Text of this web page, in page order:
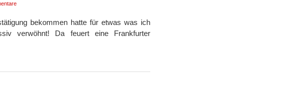
bekommen hatte für etwas was ich
verwöhnt! Da feuert eine Frankfurter